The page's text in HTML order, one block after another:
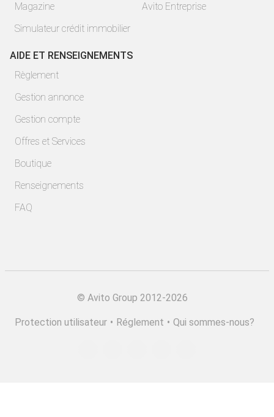
Magazine
Simulateur crédit immobilier
Avito Entreprise
AIDE ET RENSEIGNEMENTS
Règlement
Gestion annonce
Gestion compte
Offres et Services
Boutique
Renseignements
FAQ
© Avito Group 2012-2026
Protection utilisateur • Réglement • Qui sommes-nous?